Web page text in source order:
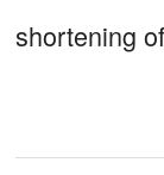
shortening